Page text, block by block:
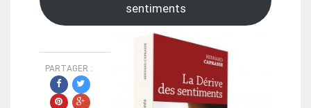
sentiments
PARTAGER :